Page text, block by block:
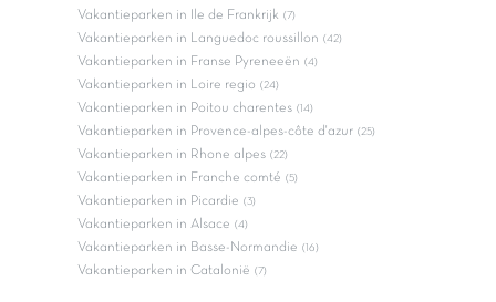
Vakantieparken in Ile de Frankrijk (7)
Vakantieparken in Languedoc roussillon (42)
Vakantieparken in Franse Pyreneeën (4)
Vakantieparken in Loire regio (24)
Vakantieparken in Poitou charentes (14)
Vakantieparken in Provence-alpes-côte d'azur (25)
Vakantieparken in Rhone alpes (22)
Vakantieparken in Franche comté (5)
Vakantieparken in Picardie (3)
Vakantieparken in Alsace (4)
Vakantieparken in Basse-Normandie (16)
Vakantieparken in Catalonië (7)